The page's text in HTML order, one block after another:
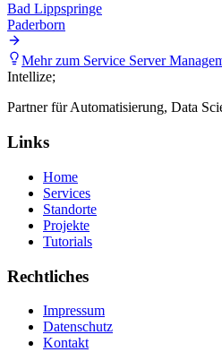
Bad Lippspringe
Paderborn
Mehr zum Service Server
Intellize;
Partner für Automatisierung, Data
Links
Home
Services
Standorte
Projekte
Tutorials
Rechtliches
Impressum
Datenschutz
Kontakt